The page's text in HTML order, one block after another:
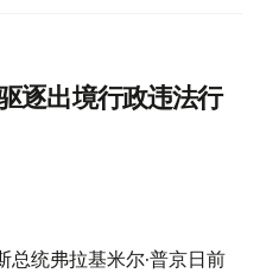
逐出境行政违法行
总统弗拉基米尔·普京日前